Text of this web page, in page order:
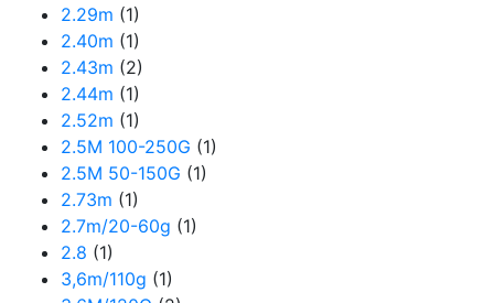
2.29m (1)
2.40m (1)
2.43m (2)
2.44m (1)
2.52m (1)
2.5M 100-250G (1)
2.5M 50-150G (1)
2.73m (1)
2.7m/20-60g (1)
2.8 (1)
3,6m/110g (1)